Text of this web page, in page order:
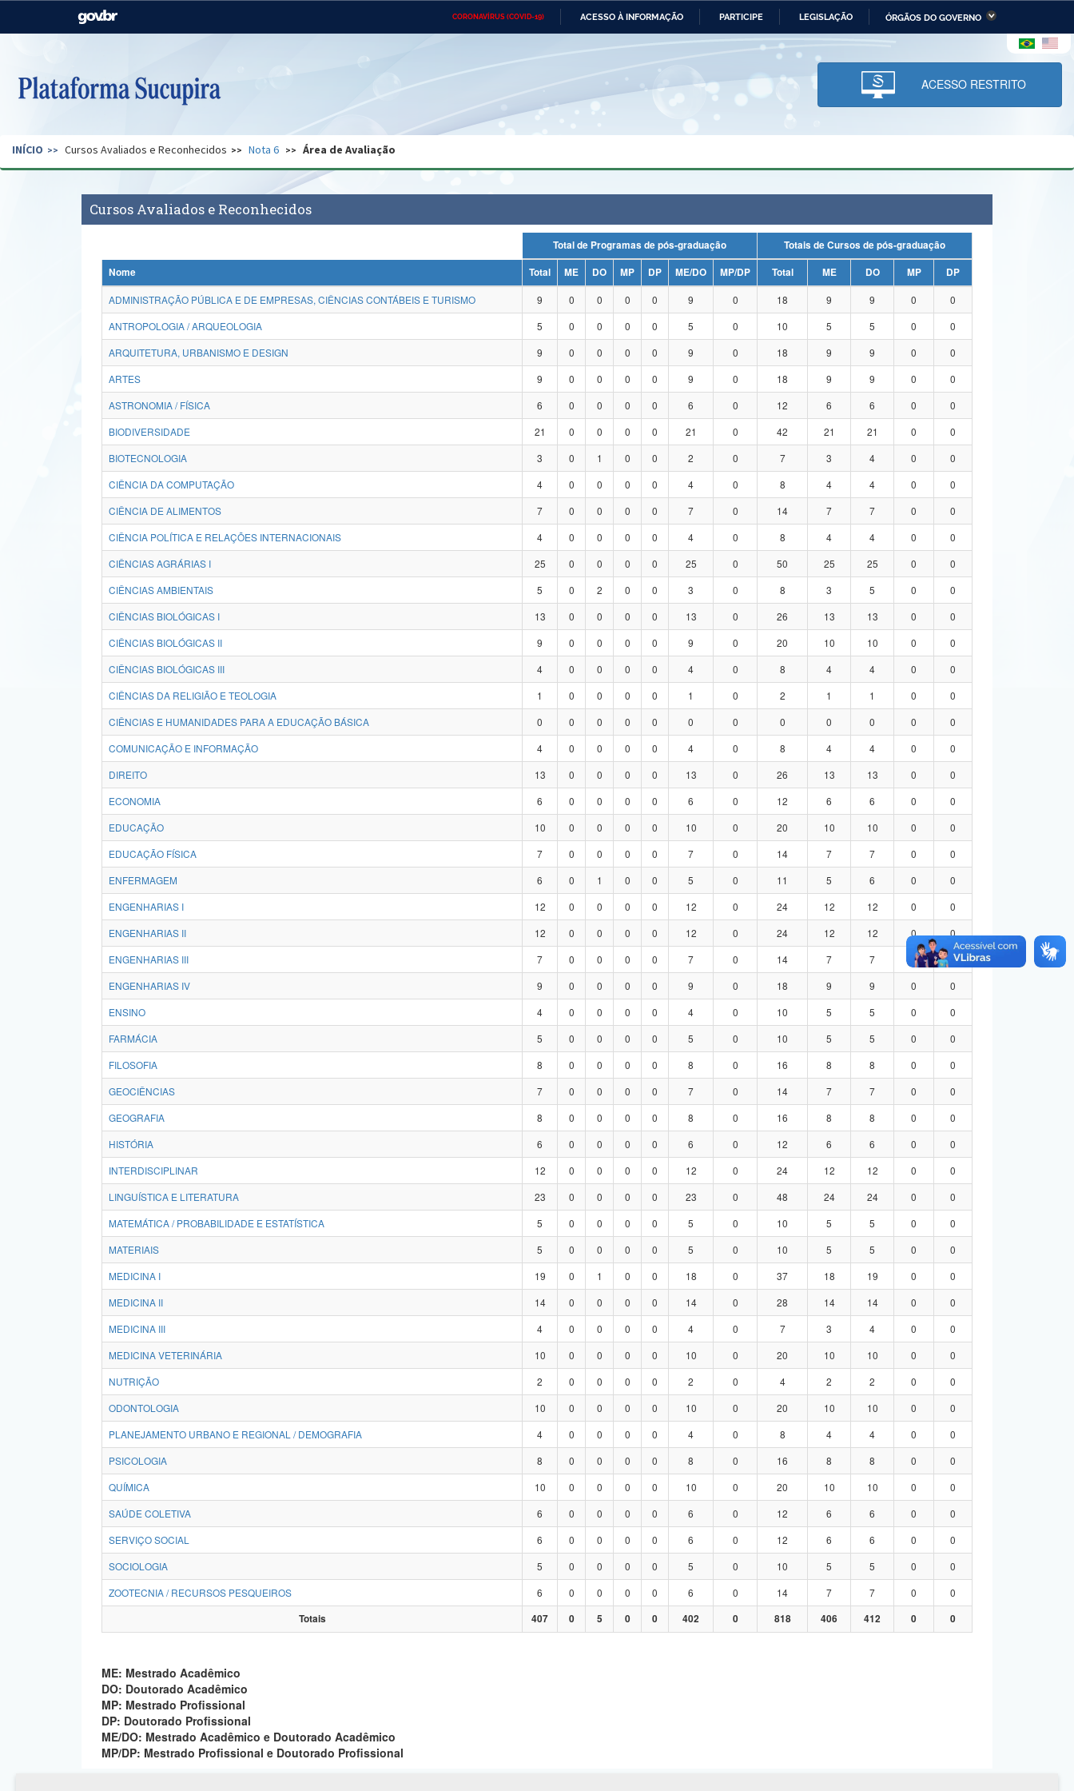
CORONAVÍRUS (COVID-19) ACESSO À INFORMAÇÃO PARTICIPE LEGISLAÇÃO ÓRGÃOS DO GOVERNO
Casa Civil Ministério das Relações Ministério da Economia Ministério da Infraestrutura
Pecuária e Abastecimento
Ministério da Ciência,
Tecnologia, Inovações e
Comunicações
Ministério do Desenvolvimento
Regional e dos Direitos Humanos
Secretaria de Governo Gabinete de Segurança Advocacia-Geral da União Banco Central do Brasil Planalto
ACESSO RESTRITO
INÍCIO Cursos Avaliados e Reconhecidos Nota 6 Área de Avaliação
Cursos Avaliados e Reconhecidos
Total de Programas de pós-graduação
Totais de Cursos de pós-graduação
Nome
Total ME DO MP DP ME/DO MP/DP Total ME DO MP
DP
ADMINISTRAÇÃO PÚBLICA E DE EMPRESAS, CIÊNCIAS CONTÁBEIS E TURISMO
9 0 0 0 0 9 0 18 9 9 0
0
ANTROPOLOGIA / ARQUEOLOGIA
5 0 0 0 0 5 0 10 5 5 0
0
ARQUITETURA, URBANISMO E DESIGN
9 0 0 0 0 9 0 18 9 9 0
0
ARTES
9 0 0 0 0 9 0 18 9 9 0
0
ASTRONOMIA / FÍSICA
6 0 0 0 0 6 0 12 6 6 0
0
BIODIVERSIDADE
21 0 0 0 0 21 0 42 21 21 0
0
BIOTECNOLOGIA
3 0 1 0 0 2 0 7 3 4 0
0
CIÊNCIA DA COMPUTAÇÃO
4 0 0 0 0 4 0 8 4 4 0
0
CIÊNCIA DE ALIMENTOS
7 0 0 0 0 7 0 14 7 7 0
0
CIÊNCIA POLÍTICA E RELAÇÕES INTERNACIONAIS
4 0 0 0 0 4 0 8 4 4 0
0
CIÊNCIAS AGRÁRIAS I
25 0 0 0 0 25 0 50 25 25 0
0
CIÊNCIAS AMBIENTAIS
5 0 2 0 0 3 0 8 3 5 0
0
CIÊNCIAS BIOLÓGICAS I
13 0 0 0 0 13 0 26 13 13 0
0
CIÊNCIAS BIOLÓGICAS II
9 0 0 0 0 9 0 20 10 10 0
0
CIÊNCIAS BIOLÓGICAS III
4 0 0 0 0 4 0 8 4 4 0
0
CIÊNCIAS DA RELIGIÃO E TEOLOGIA
1 0 0 0 0 1 0 2 1 1 0
0
CIÊNCIAS E HUMANIDADES PARA A EDUCAÇÃO BÁSICA
0 0 0 0 0 0 0 0 0 0 0
0
COMUNICAÇÃO E INFORMAÇÃO
4 0 0 0 0 4 0 8 4 4 0
0
DIREITO
13 0 0 0 0 13 0 26 13 13 0
0
ECONOMIA
6 0 0 0 0 6 0 12 6 6 0
0
EDUCAÇÃO
10 0 0 0 0 10 0 20 10 10 0
0
EDUCAÇÃO FÍSICA
7 0 0 0 0 7 0 14 7 7 0
0
ENFERMAGEM
6 0 1 0 0 5 0 11 5 6 0
0
ENGENHARIAS I
12 0 0 0 0 12 0 24 12 12 0
0
ENGENHARIAS II
12 0 0 0 0 12 0 24 12 12 0
0
ENGENHARIAS III
7 0 0 0 0 7 0 14 7 7 0
0
ENGENHARIAS IV
9 0 0 0 0 9 0 18 9 9 0
0
ENSINO
4 0 0 0 0 4 0 10 5 5 0
0
FARMÁCIA
5 0 0 0 0 5 0 10 5 5 0
0
FILOSOFIA
8 0 0 0 0 8 0 16 8 8 0
0
GEOCIÊNCIAS
7 0 0 0 0 7 0 14 7 7 0
0
GEOGRAFIA
8 0 0 0 0 8 0 16 8 8 0
0
HISTÓRIA
6 0 0 0 0 6 0 12 6 6 0
0
INTERDISCIPLINAR
12 0 0 0 0 12 0 24 12 12 0
0
LINGUÍSTICA E LITERATURA
23 0 0 0 0 23 0 48 24 24 0
0
MATEMÁTICA / PROBABILIDADE E ESTATÍSTICA
5 0 0 0 0 5 0 10 5 5 0
0
MATERIAIS
5 0 0 0 0 5 0 10 5 5 0
0
MEDICINA I
19 0 1 0 0 18 0 37 18 19 0
0
MEDICINA II
14 0 0 0 0 14 0 28 14 14 0
0
MEDICINA III
4 0 0 0 0 4 0 7 3 4 0
0
MEDICINA VETERINÁRIA
10 0 0 0 0 10 0 20 10 10 0
0
NUTRIÇÃO
2 0 0 0 0 2 0 4 2 2 0
0
ODONTOLOGIA
10 0 0 0 0 10 0 20 10 10 0
0
PLANEJAMENTO URBANO E REGIONAL / DEMOGRAFIA
4 0 0 0 0 4 0 8 4 4 0
0
PSICOLOGIA
8 0 0 0 0 8 0 16 8 8 0
0
QUÍMICA
10 0 0 0 0 10 0 20 10 10 0
0
SAÚDE COLETIVA
6 0 0 0 0 6 0 12 6 6 0
0
SERVIÇO SOCIAL
6 0 0 0 0 6 0 12 6 6 0
0
SOCIOLOGIA
5 0 0 0 0 5 0 10 5 5 0
0
ZOOTECNIA / RECURSOS PESQUEIROS
6 0 0 0 0 6 0 14 7 7 0
0
Totais
407 0 5 0 0 402 0 818 406 412 0 0
ME: Mestrado Acadêmico
DO: Doutorado Acadêmico
MP: Mestrado Profissional
DP: Doutorado Profissional
ME/DO: Mestrado Acadêmico e Doutorado Acadêmico
MP/DP: Mestrado Profissional e Doutorado Profissional